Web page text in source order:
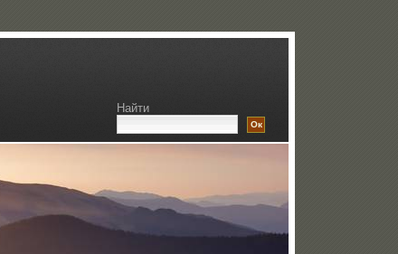
Найти